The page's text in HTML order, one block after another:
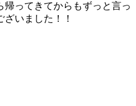
ってきてからもずっと言っ
いました！！